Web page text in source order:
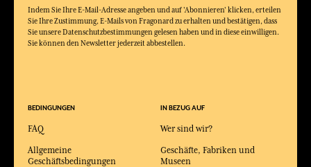
Indem Sie Ihre E-Mail-Adresse angeben und auf 'Abonnieren' klicken, erteilen
Sie Ihre Zustimmung, E-Mails von Fragonard zu erhalten und bestätigen, dass
Sie unsere Datenschutzbestimmungen gelesen haben und in diese einwilligen.
Sie können den Newsletter jederzeit abbestellen.
BEDINGUNGEN
FAQ
Allgemeine
Geschäftsbedingungen
IN BEZUG AUF
Wer sind wir?
Geschäfte, Fabriken und
Museen